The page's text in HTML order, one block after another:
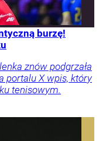
burzę!
znów podgrzała
portalu X wpis, który
tenisowym.